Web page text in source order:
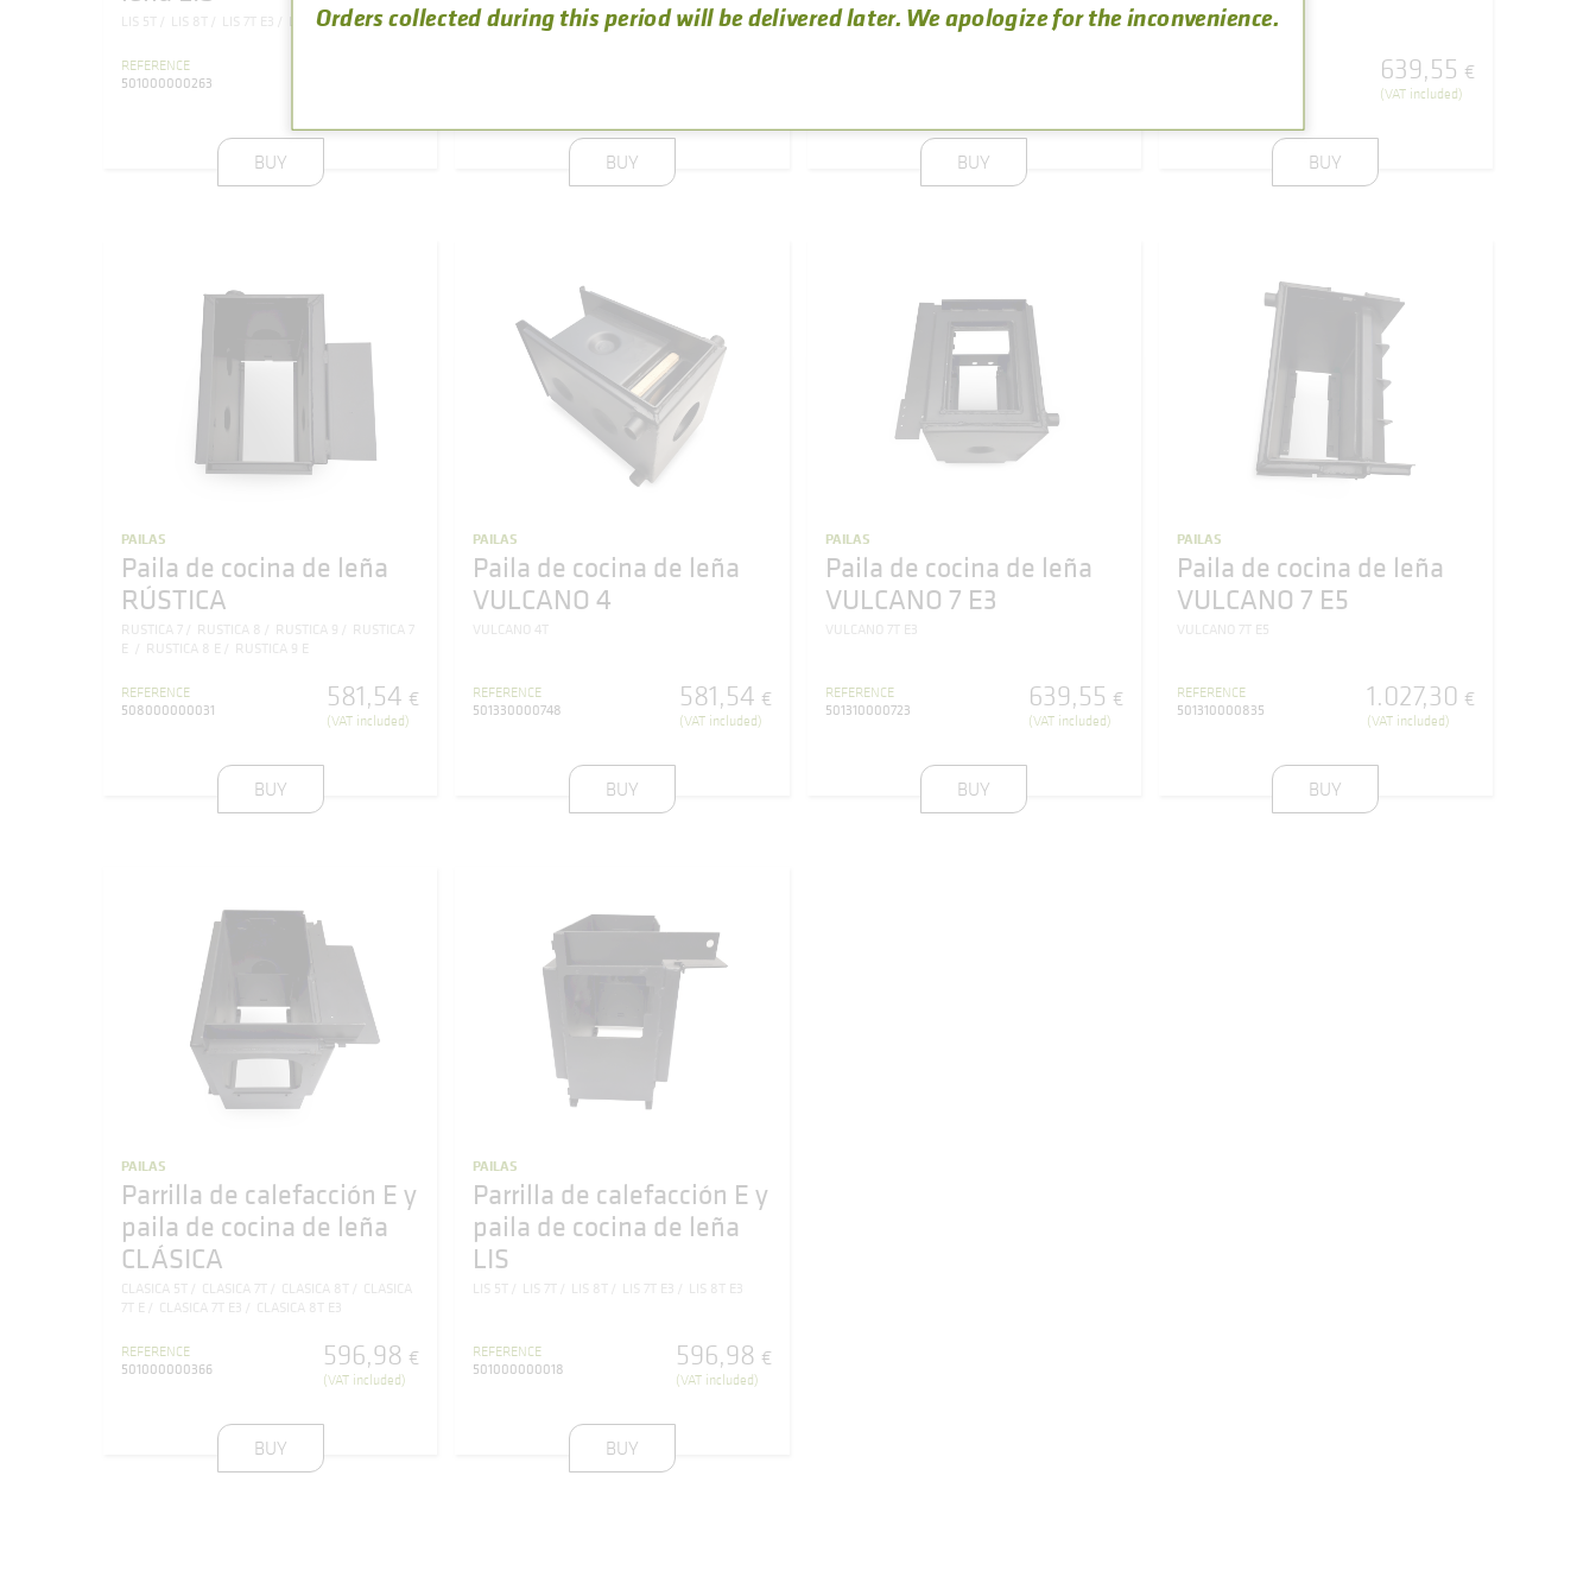
LIS 5T LIS 8T LIS 7T E3 LIS 8T E3
REFERENCE
501000000263
BUY BUY
LIS 7T E3 LIS 8T E3
BUY
639,55 €
(VAT included)
BUY
PAILAS
Paila de cocina de leña
RÚSTICA
RUSTICA 7 RUSTICA 8 RUSTICA 9
RUSTICA 7
E
RUSTICA 8 E RUSTICA 9 E
REFERENCE
508000000031
581,54 €
(VAT included)
BUY
PAILAS
Paila de cocina de leña
VULCANO 4
VULCANO 4T
REFERENCE
501330000748
581,54 €
(VAT included)
BUY
PAILAS
Paila de cocina de leña
VULCANO 7 E3
VULCANO 7T E3
REFERENCE
501310000723
639,55 €
(VAT included)
BUY
PAILAS
Paila de cocina de leña
VULCANO 7 E5
VULCANO 7T E5
REFERENCE
501310000835
1.027,30 €
(VAT included)
BUY
PAILAS
Parrilla de calefacción E y
paila de cocina de leña
CLÁSICA
CLASICA 5T CLASICA 7T CLASICA 8T
CLASICA
7T E
CLASICA 7T E3 CLASICA 8T E3
REFERENCE
501000000366
596,98 €
(VAT included)
BUY
PAILAS
Parrilla de calefacción E y
paila de cocina de leña
LIS
LIS 5T LIS 7T LIS 8T LIS 7T E3 LIS 8T E3
REFERENCE
501000000018
596,98 €
(VAT included)
BUY
Orders collected during this period will be delivered later. We apologize for the inconvenience.